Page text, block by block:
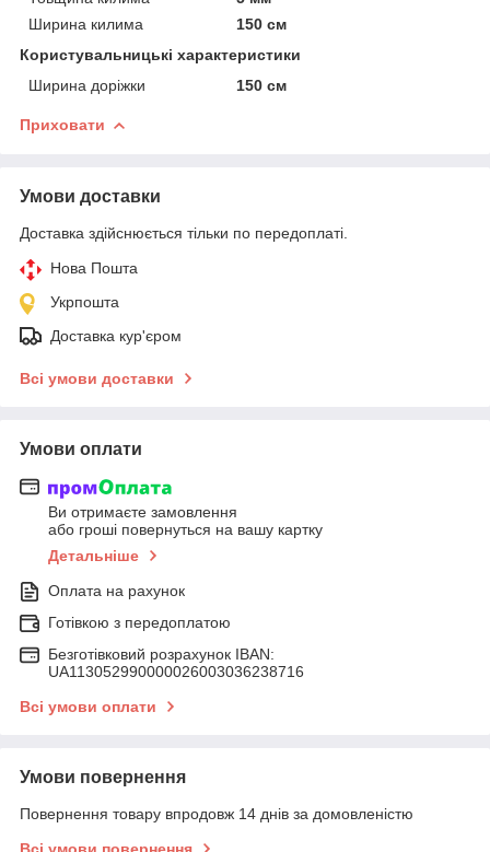
Ширина килима
150 см
Користувальницькі характеристики
Ширина доріжки
150 см
Приховати
Умови доставки
Доставка здійснюється тільки по передоплаті.
Нова Пошта
Укрпошта
Доставка кур'єром
Всі умови доставки
Умови оплати
Ви отримаєте замовлення
або гроші повернуться на вашу картку
Детальніше
Оплата на рахунок
Готівкою з передоплатою
Безготівковий розрахунок IBAN:
UA113052990000026003036238716
Всі умови оплати
Умови повернення
Повернення товару впродовж 14 днів за домовленістю